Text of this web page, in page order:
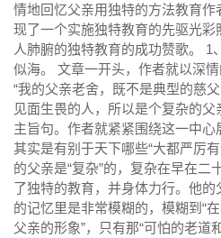
情地回忆父亲用独特的方法教育作
现了一个实施独特教育的先驱光
人肺腑的独特教育的成功赞歌。 1
似海。 文章一开头，作者就以深
“我的父亲老舍，既不是典型的慈
见面生畏的人，所以是个复杂的父
主旨句。作者就紧紧围绕这一中心
其实是有别于天下哪些“大都严厉
的父亲是“复杂”的，复杂在早在二
了独特的教育，并身体力行。他的
的记忆里是非常模糊的，模糊到“
父亲的形象”，只有那“可怕的老道